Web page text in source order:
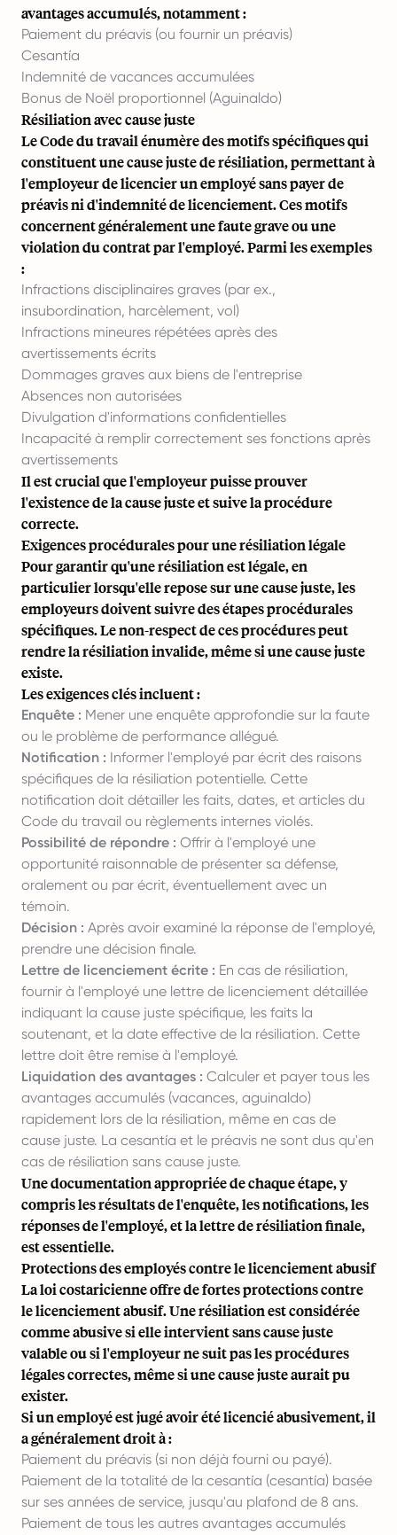
avantages accumulés, notamment :
Paiement du préavis (ou fournir un préavis)
Cesantía
Indemnité de vacances accumulées
Bonus de Noël proportionnel (Aguinaldo)
Résiliation avec cause juste
Le Code du travail énumère des motifs spécifiques qui
constituent une cause juste de résiliation, permettant à
l'employeur de licencier un employé sans payer de
préavis ni d'indemnité de licenciement. Ces motifs
concernent généralement une faute grave ou une
violation du contrat par l'employé. Parmi les exemples
:
Infractions disciplinaires graves (par ex.,
insubordination, harcèlement, vol)
Infractions mineures répétées après des
avertissements écrits
Dommages graves aux biens de l'entreprise
Absences non autorisées
Divulgation d'informations confidentielles
Incapacité à remplir correctement ses fonctions après
avertissements
Il est crucial que l'employeur puisse prouver
l'existence de la cause juste et suive la procédure
correcte.
Exigences procédurales pour une résiliation légale
Pour garantir qu'une résiliation est légale, en
particulier lorsqu'elle repose sur une cause juste, les
employeurs doivent suivre des étapes procédurales
spécifiques. Le non-respect de ces procédures peut
rendre la résiliation invalide, même si une cause juste
existe.
Les exigences clés incluent :
Enquête : Mener une enquête approfondie sur la faute
ou le problème de performance allégué.
Notification : Informer l'employé par écrit des raisons
spécifiques de la résiliation potentielle. Cette
notification doit détailler les faits, dates, et articles du
Code du travail ou règlements internes violés.
Possibilité de répondre : Offrir à l'employé une
opportunité raisonnable de présenter sa défense,
oralement ou par écrit, éventuellement avec un
témoin.
Décision : Après avoir examiné la réponse de l'employé,
prendre une décision finale.
Lettre de licenciement écrite : En cas de résiliation,
fournir à l'employé une lettre de licenciement détaillée
indiquant la cause juste spécifique, les faits la
soutenant, et la date effective de la résiliation. Cette
lettre doit être remise à l'employé.
Liquidation des avantages : Calculer et payer tous les
avantages accumulés (vacances, aguinaldo)
rapidement lors de la résiliation, même en cas de
cause juste. La cesantía et le préavis ne sont dus qu'en
cas de résiliation sans cause juste.
Une documentation appropriée de chaque étape, y
compris les résultats de l'enquête, les notifications, les
réponses de l'employé, et la lettre de résiliation finale,
est essentielle.
Protections des employés contre le licenciement abusif
La loi costaricienne offre de fortes protections contre
le licenciement abusif. Une résiliation est considérée
comme abusive si elle intervient sans cause juste
valable ou si l'employeur ne suit pas les procédures
légales correctes, même si une cause juste aurait pu
exister.
Si un employé est jugé avoir été licencié abusivement, il
a généralement droit à :
Paiement du préavis (si non déjà fourni ou payé).
Paiement de la totalité de la cesantía (cesantía) basée
sur ses années de service, jusqu'au plafond de 8 ans.
Paiement de tous les autres avantages accumulés